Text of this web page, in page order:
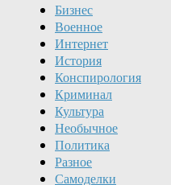
Бизнес
Военное
Интернет
История
Конспирология
Криминал
Культура
Необычное
Политика
Разное
Самоделки